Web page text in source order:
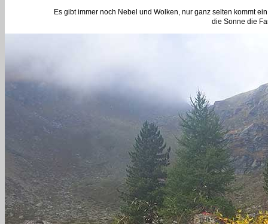
Es gibt immer noch Nebel und Wolken, nur ganz selten kommt
die Sonne die